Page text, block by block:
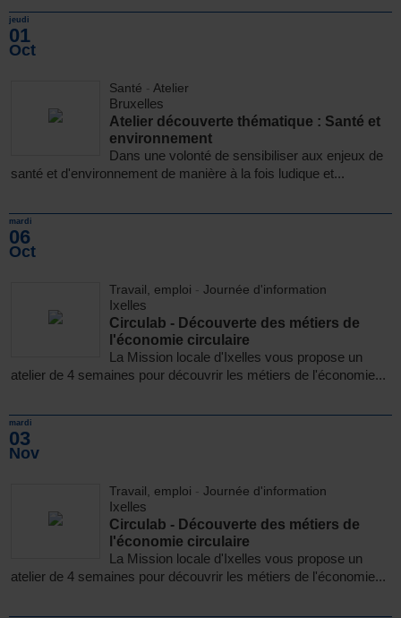
jeudi
01
Oct
Santé - Atelier
Bruxelles
Atelier découverte thématique : Santé et
environnement
Dans une volonté de sensibiliser aux enjeux de
santé et d'environnement de manière à la fois ludique et...
mardi
06
Oct
Travail, emploi - Journée d'information
Ixelles
Circulab - Découverte des métiers de
l'économie circulaire
La Mission locale d'Ixelles vous propose un
atelier de 4 semaines pour découvrir les métiers de l'économie...
mardi
03
Nov
Travail, emploi - Journée d'information
Ixelles
Circulab - Découverte des métiers de
l'économie circulaire
La Mission locale d'Ixelles vous propose un
atelier de 4 semaines pour découvrir les métiers de l'économie...